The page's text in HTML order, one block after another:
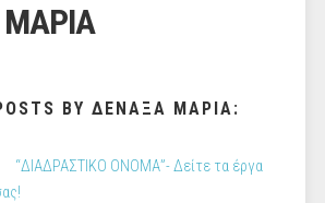
BY ΔΕΝΑΞΑ ΜΑΡΙΑ:
“ΔΙΑΔΡΑΣΤΙΚΟ ΟΝΟΜΑ”- Δείτε τα έργα